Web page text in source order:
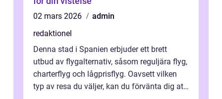
02 mars 2026
admin
redaktionel
Denna stad i Spanien erbjuder ett brett
utbud av flygalternativ, såsom reguljära flyg,
charterflyg och lågprisflyg. Oavsett vilken
typ av resa du väljer, kan du förvänta dig att